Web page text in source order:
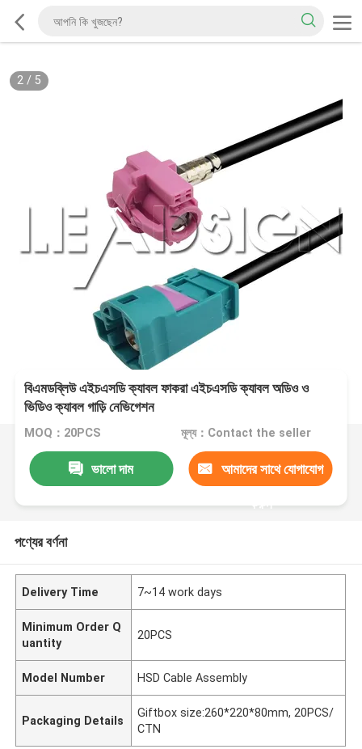
2/ 5
বিএমডব্লিউ এইচএসডি ক্যাবল ফাকরা এইচএসডি ক্যাবল অডিও ও
ভিডিও ক্যাবল গাড়ি নেভিগেশন
MOQ：20PCS মূল্য：Contact the seller
ভালো দাম আমাদের সাথে যোগাযোগ
করুন
পণ্যের বর্ণনা
Delivery Time 7~14 work days
Minimum Order Q
uantity
20PCS
Model Number HSD Cable Assembly
Packaging Details
Giftbox size:260*220*80mm, 20PCS/
CTN